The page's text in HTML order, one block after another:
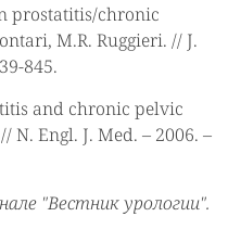
prostatitis/chronic
M.R. Ruggieri. // J.
845.
and chronic pelvic
N. Engl. J. Med. – 2006. –
"Вестник урологии".